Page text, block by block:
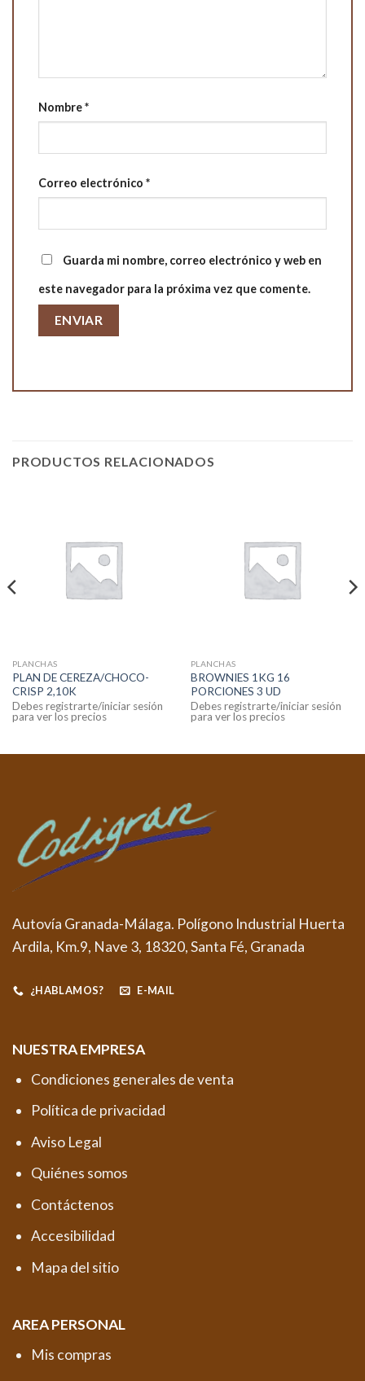
Nombre*
Correo electrónico *
Guarda mi nombre, correo electrónico y web en
este navegador para la próxima vez que comente.
PRODUCTOS RELACIONADOS
PLANCHAS
PLAN DE CEREZA/CHOCO-
CRISP 2,10K
Debes registrarte/iniciar sesión
para ver los precios
PLANCHAS
BROWNIES 1KG 16
PORCIONES 3 UD
Debes registrarte/iniciar sesión
para ver los precios
Autovía Granada-Málaga. Polígono Industrial Huerta
Ardila, Km.9, Nave 3, 18320, Santa Fé, Granada
¿HABLAMOS? E-MAIL
NUESTRA EMPRESA
Condiciones generales de venta
Política de privacidad
Aviso Legal
Quiénes somos
Contáctenos
Accesibilidad
Mapa del sitio
AREA PERSONAL
Mis compras